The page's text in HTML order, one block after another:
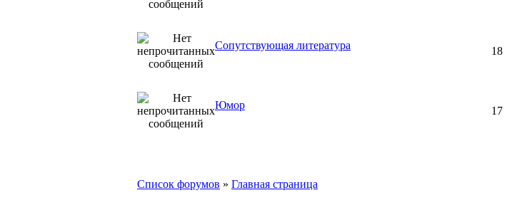
Сопутствующая литература 18
Юмор 17
Список форумов » Главная страница